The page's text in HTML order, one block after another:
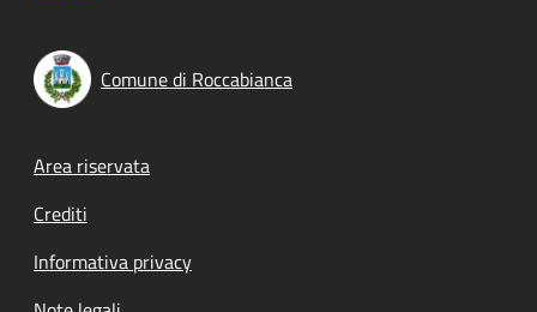
Comune di Roccabianca
Footer menu
Area riservata
Crediti
Informativa privacy